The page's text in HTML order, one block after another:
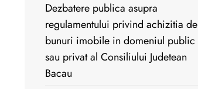
Dezbatere publica asupra
regulamentului privind achizitia de
bunuri imobile in domeniul public
sau privat al Consiliului Judetean
Bacau